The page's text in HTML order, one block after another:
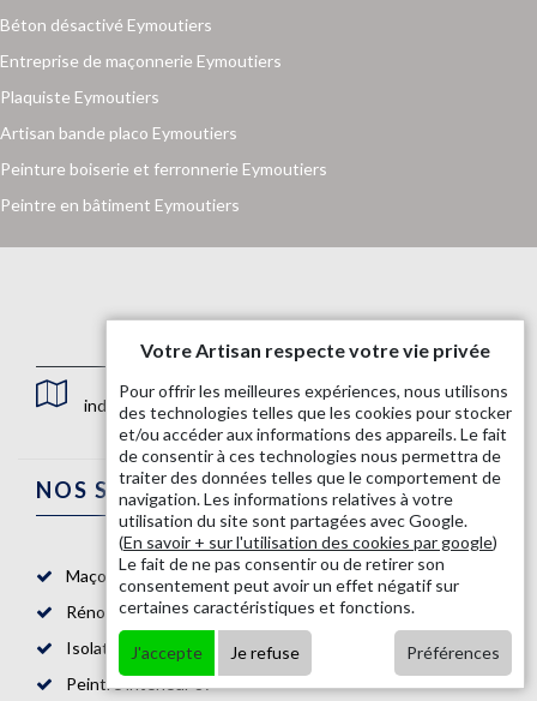
Béton désactivé Eymoutiers
Entreprise de maçonnerie Eymoutiers
Plaquiste Eymoutiers
Artisan bande placo Eymoutiers
Peinture boiserie et ferronnerie Eymoutiers
Peintre en bâtiment Eymoutiers
indisponible
NOS SERVICES
Maçon 87
Rénovation salle de bain 87
Isolation mur intérieur 87
Peintre intérieur 87
Votre Artisan respecte votre vie privée
Pour offrir les meilleures expériences, nous utilisons
des technologies telles que les cookies pour stocker
et/ou accéder aux informations des appareils. Le fait
de consentir à ces technologies nous permettra de
traiter des données telles que le comportement de
navigation. Les informations relatives à votre
utilisation du site sont partagées avec Google.
(En savoir + sur l'utilisation des cookies par google)
Le fait de ne pas consentir ou de retirer son
consentement peut avoir un effet négatif sur
certaines caractéristiques et fonctions.
J'accepte Je refuse Préférences